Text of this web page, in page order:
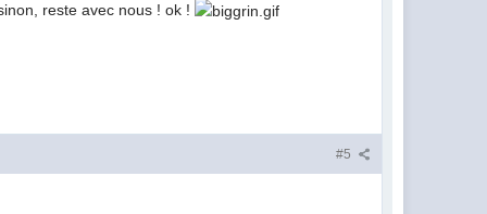
reste avec nous ! ok !
#5